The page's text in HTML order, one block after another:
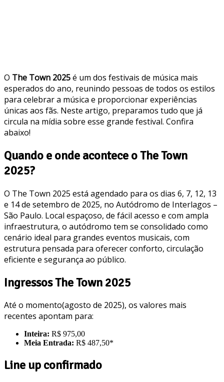
O The Town 2025é um dos festivais de música mais
esperados do ano, reunindo pessoas de todos os estilos
para celebrar a música e proporcionar experiências
únicas aos fãs. Neste artigo, preparamos tudo que já
circula na mídia sobre esse grande festival. Confira
abaixo!
Quando e onde acontece o The Town
2025?
O The Town 2025 está agendado para os dias 6, 7, 12, 13
e 14 de setembro de 2025, no Autódromo de Interlagos –
São Paulo. Local espaçoso, de fácil acesso e com ampla
infraestrutura, o autódromo tem se consolidado como
cenário ideal para grandes eventos musicais, com
estrutura pensada para oferecer conforto, circulação
eficiente e segurança ao público.
Ingressos The Town 2025
Até o momento(agosto de 2025), os valores mais
recentes apontam para:
Inteira: R$ 975,00
Meia Entrada: R$ 487,50*
Line up confirmado